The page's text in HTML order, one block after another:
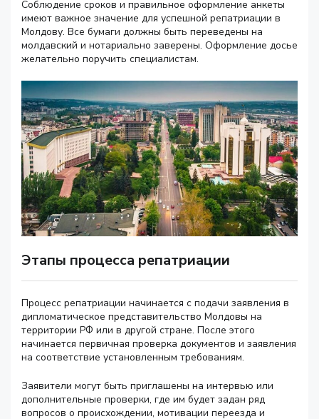
Соблюдение сроков и правильное оформление анкеты
имеют важное значение для успешной репатриации в
Молдову. Все бумаги должны быть переведены на
молдавский и нотариально заверены. Оформление досье
желательно поручить специалистам.
Этапы процесса репатриации
Процесс репатриации начинается с подачи заявления в
дипломатическое представительство Молдовы на
территории РФ или в другой стране. После этого
начинается первичная проверка документов и заявления
на соответствие установленным требованиям.
Заявители могут быть приглашены на интервью или
дополнительные проверки, где им будет задан ряд
вопросов о происхождении, мотивации переезда и